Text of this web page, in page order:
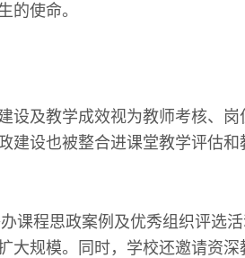
的使命。
设及教学成效视为教师考核、
建设也被整合进课堂教学评估
课程思政案例及优秀组织评选
大规模。同时，学校还邀请资深